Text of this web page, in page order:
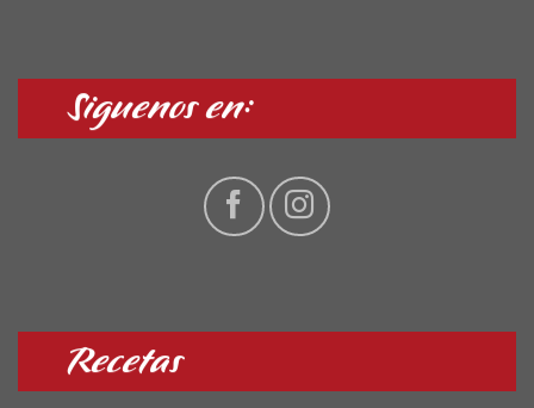
Siguenos en:
Recetas